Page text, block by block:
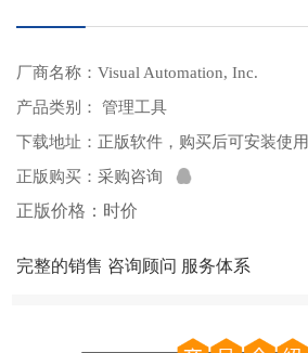
厂商名称：Visual Automation, Inc.
产品类别： 管理工具
下载地址： 正版软件，购买后可安装使用
正版购买： 采购咨询
正版价格：时价
完整的销售 咨询顾问 服务体系